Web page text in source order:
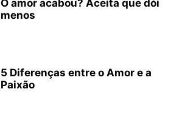
O amor acabou? Aceita que dói
menos
5 Diferenças entre o Amor e a
Paixão